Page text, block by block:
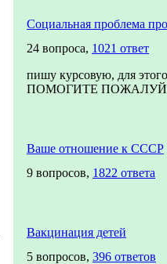
Социальная проблема
24 вопроса, 1021 ответ
пишу курсовую, для
ПОМОГИТЕ
Ваше отношение к СССР
9 вопросов, 1822 ответа
Вакцинация детей
5 вопросов, 396 ответов